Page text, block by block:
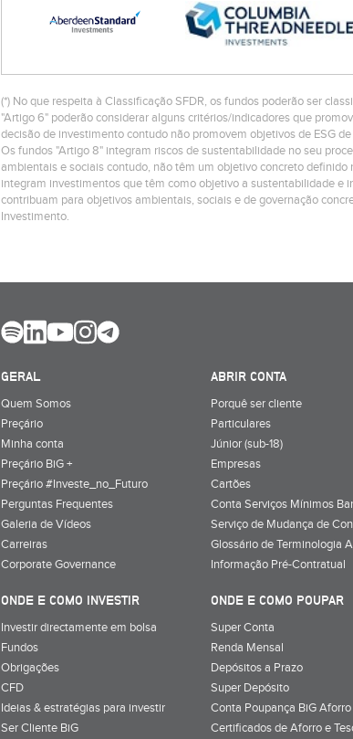
(*) No que respeita à Classificação SFDR, os fundos poderão ser
"Artigo 6" poderão considerar alguns critérios/indicadores que
decisão de investimento contudo não promovem objetivos de ESG
Os fundos "Artigo 8" integram riscos de sustentabilidade no seu
ambientais e sociais contudo, não têm um objetivo concreto
integram investimentos que têm como objetivo a sustentabilidade e
contribuam para objetivos ambientais, sociais e de governação
Investimento.
GERAL
Quem Somos
Preçário
Minha conta
Preçário BiG +
Preçário #Investe_no_Futuro
Perguntas Frequentes
Galeria de Vídeos
Carreiras
Corporate Governance
ABRIR CONTA
Porquê ser cliente
Particulares
Júnior (sub-18)
Empresas
Cartões
Conta Serviços Mínimos
Serviço de Mudança de
Glossário de Terminologia
Informação Pré-Contratual
ONDE E COMO INVESTIR
Investir directamente em bolsa
Fundos
Obrigações
CFD
Ideias & estratégias para investir
Ser Cliente BiG
ONDE E COMO POUPAR
Super Conta
Renda Mensal
Depósitos a Prazo
Super Depósito
Conta Poupança BiG Aforro
Certificados de Aforro e